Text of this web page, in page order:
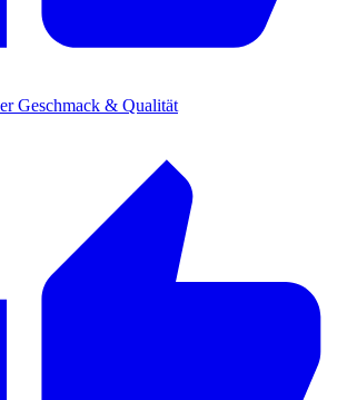
Geschmack & Qualität